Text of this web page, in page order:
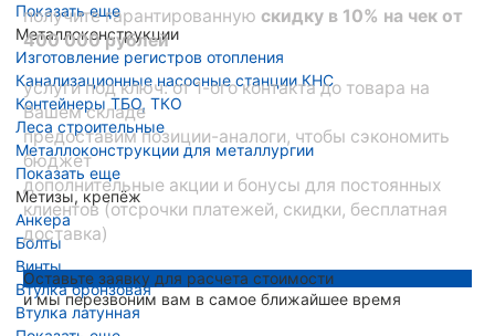
Показать еще
Металлоконструкции
Изготовление регистров отопления
Канализационные насосные станции КНС
Контейнеры ТБО, ТКО
Леса строительные
Металлоконструкции для металлургии
Показать еще
Метизы, крепёж
Анкера
Болты
Винты
Втулка бронзовая
Втулка латунная
получите гарантированную скидку в 10% на чек от
400 000 рублей
услуги под ключ: от 1-ого контакта до товара на
Вашем складе
предоставим позиции-аналоги, чтобы сэкономить
бюджет
дополнительные акции и бонусы для постоянных
клиентов (отсрочки платежей, скидки, бесплатная
доставка)
Оставьте заявку для расчета стоимости
и мы перезвоним вам в самое ближайшее время